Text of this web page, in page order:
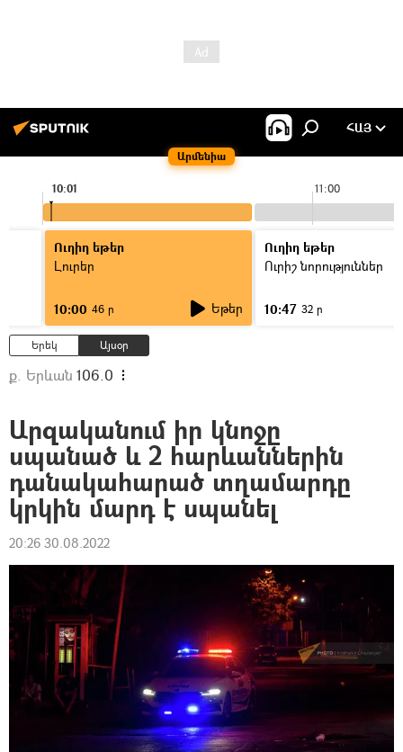
Արմենիա
ՀԱՅ
11:00
10:01
Ուղիղ եթեր
Լուրեր
10:00 46 ր Եթեր
Ուղիղ եթեր
Ուրիշ նորություններ
10:47 32 ր
Երեկ Այսօր
ք. Երևան 106.0
Արզականում իր կնոջը
սպանած և 2 հարևաններին
դանակահարած տղամարդը
կրկին մարդ է սպանել
20:26 30.08.2022